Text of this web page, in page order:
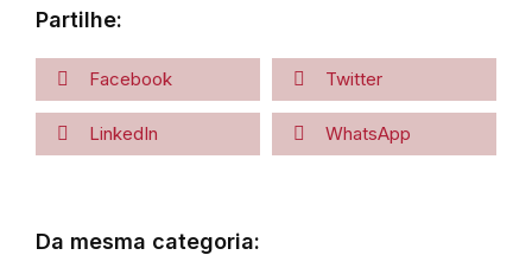
Partilhe:
Facebook Twitter
LinkedIn WhatsApp
Da mesma categoria: